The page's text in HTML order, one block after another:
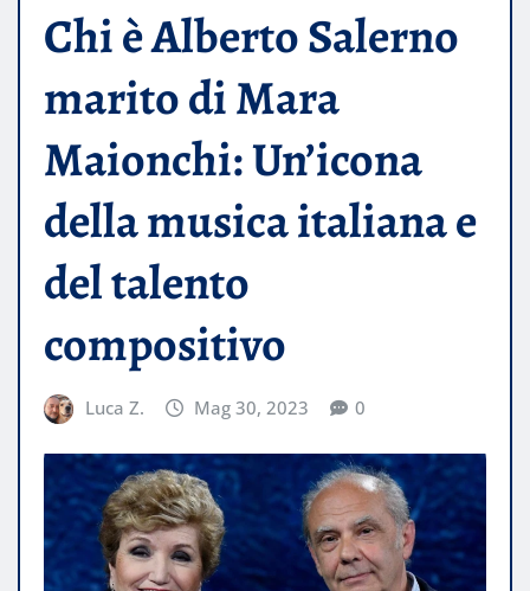
Chi è Alberto Salerno
marito di Mara
Maionchi: Un’icona
della musica italiana e
del talento
compositivo
Luca Z. Mag 30, 2023 0